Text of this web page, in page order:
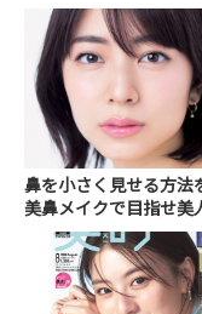
鼻を小さく見せる方法
美鼻メイクで目指せ美